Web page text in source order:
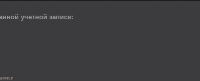
учетной записи: